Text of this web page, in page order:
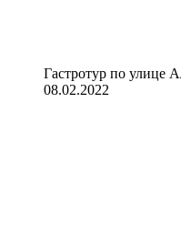
Гастротур по улице
08.02.2022